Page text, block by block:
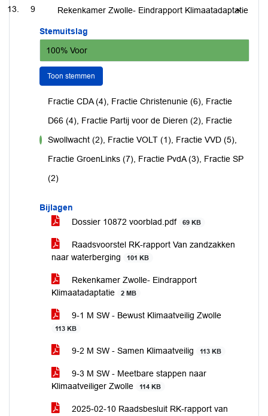
9 Rekenkamer Zwolle- Eindrapport Klimaatadaptatie
Stemuitslag
100% Voor
Toon stemmen
Fractie CDA (4), Fractie Christenunie (6), Fractie
D66 (4), Fractie Partij voor de Dieren (2), Fractie
Swollwacht (2), Fractie VOLT (1), Fractie VVD (5),
Fractie GroenLinks (7), Fractie PvdA (3), Fractie SP
(2)
Bijlagen
Dossier 10872 voorblad.pdf
69 KB
Raadsvoorstel RK-rapport Van zandzakken
naar waterberging
101 KB
Rekenkamer Zwolle- Eindrapport
Klimaatadaptatie
2 MB
9-1 M SW - Bewust Klimaatveilig Zwolle
113 KB
9-2 M SW - Samen Klimaatveilig 113 KB
9-3 M SW - Meetbare stappen naar
Klimaatveiliger Zwolle
114 KB
2025-02-10 Raadsbesluit RK-rapport van